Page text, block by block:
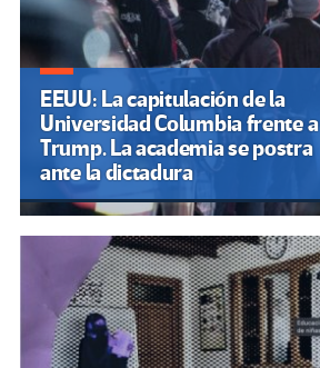
EEUU: La capitulación de la
Universidad Columbia frente a
Trump. La academia se postra
ante la dictadura